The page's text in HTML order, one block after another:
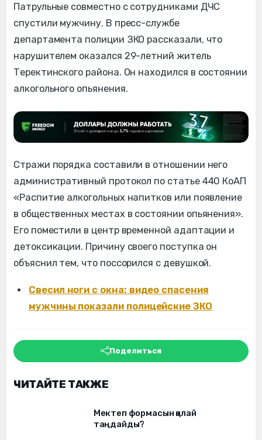
Патрульные совместно с сотрудниками ДЧС
спустили мужчину. В пресс-службе
департамента полиции ЗКО рассказали, что
нарушителем оказался 29-летний житель
Теректинского района. Он находился в состоянии
алкогольного опьянения.
Стражи порядка составили в отношении него
административный протокол по статье 440 КоАП
«Распитие алкогольных напитков или появление
в общественных местах в состоянии опьянения».
Его поместили в центр временной адаптации и
детоксикации. Причину своего поступка он
объяснил тем, что поссорился с девушкой.
Свесил ноги с окна: видео спасения
мужчины показали полицейские ЗКО
Поделиться
ЧИТАЙТЕ ТАКЖЕ
Мектеп формасын қалай
таңдайды?